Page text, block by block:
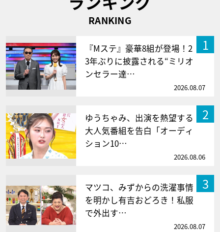
RANKING
1
『Mステ』豪華8組が登場！2
3年ぶりに披露される“ミリオ
ンセラー達…
2026.08.07
2
ゆうちゃみ、出演を熱望する
大人気番組を告白「オーディ
ション10…
2026.08.06
3
マツコ、みずからの洗濯事情
を明かし有吉おどろき！私服
で外出す…
2026.08.07